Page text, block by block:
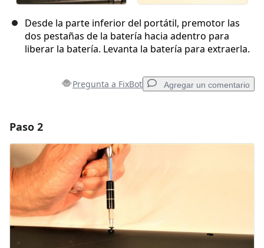
Desde la parte inferior del portátil, premotor las
dos pestañas de la batería hacia adentro para
liberar la batería. Levanta la batería para extraerla.
Pregunta a FixBot Agregar un comentario
Agregar Comentario
Paso 2